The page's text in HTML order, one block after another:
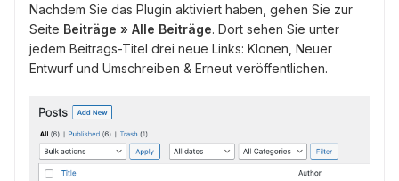
Nachdem Sie das Plugin aktiviert haben, gehen Sie zur
Seite Beiträge » Alle Beiträge. Dort sehen Sie unter
jedem Beitrags-Titel drei neue Links: Klonen, Neuer
Entwurf und Umschreiben & Erneut veröffentlichen.